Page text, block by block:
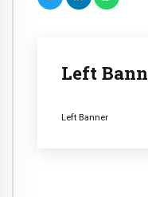
Left
Left Banner